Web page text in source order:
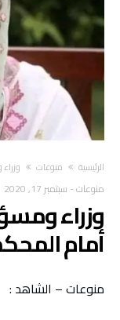
‫الرئيسية‬ منوعات
منوعات- سبتمبر 17, 2020
وزراء
أمام
منوعات – الشاهد :